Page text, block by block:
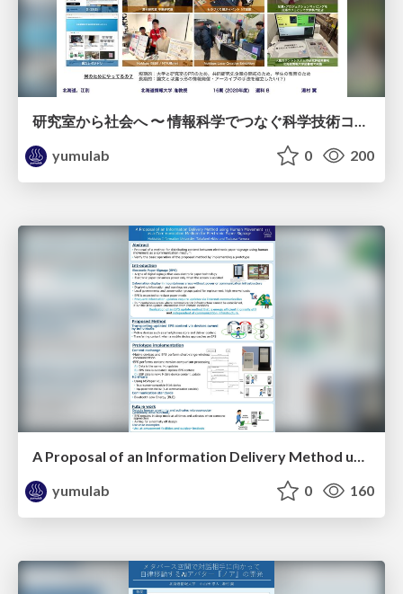
研究室から社会へ 〜 情報科学でつなぐ科学技術コミュニケーション実践 / #CoSTEP20th
yumulab
0 200
yumulab
0 160